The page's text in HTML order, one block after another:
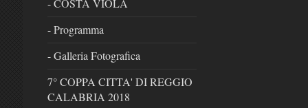
- Programma
- Galleria Fotografica
7° COPPA CITTA' DI REGGIO
CALABRIA 2018